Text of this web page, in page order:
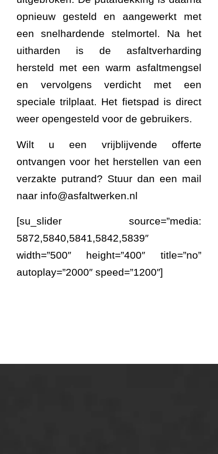
opnieuw gesteld en aangewerkt met
een snelhardende stelmortel. Na het
uitharden is de asfaltverharding
hersteld met een warm asfaltmengsel
en vervolgens verdicht met een
speciale trilplaat. Het fietspad is direct
weer opengesteld voor de gebruikers.
Wilt u een vrijblijvende offerte
ontvangen voor het herstellen van een
verzakte putrand? Stuur dan een mail
naar info@asfaltwerken.nl
[su_slider source=”media:
5872,5840,5841,5842,5839″
width=”500″ height=”400″ title=”no”
autoplay=”2000″ speed=”1200″]